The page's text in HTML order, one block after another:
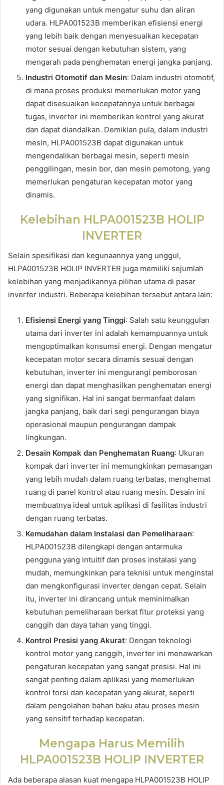
yang digunakan untuk mengatur suhu dan aliran
udara. HLPA001523B memberikan efisiensi energi
yang lebih baik dengan menyesuaikan kecepatan
motor sesuai dengan kebutuhan sistem, yang
mengarah pada penghematan energi jangka panjang.
Industri Otomotif dan Mesin: Dalam industri otomotif,
di mana proses produksi memerlukan motor yang
dapat disesuaikan kecepatannya untuk berbagai
tugas, inverter ini memberikan kontrol yang akurat
dan dapat diandalkan. Demikian pula, dalam industri
mesin, HLPA001523B dapat digunakan untuk
mengendalikan berbagai mesin, seperti mesin
penggilingan, mesin bor, dan mesin pemotong, yang
memerlukan pengaturan kecepatan motor yang
dinamis.
Kelebihan HLPA001523B HOLIP
INVERTER
Selain spesifikasi dan kegunaannya yang unggul,
HLPA001523B HOLIP INVERTER juga memiliki sejumlah
kelebihan yang menjadikannya pilihan utama di pasar
inverter industri. Beberapa kelebihan tersebut antara lain:
Efisiensi Energi yang Tinggi: Salah satu keunggulan
utama dari inverter ini adalah kemampuannya untuk
mengoptimalkan konsumsi energi. Dengan mengatur
kecepatan motor secara dinamis sesuai dengan
kebutuhan, inverter ini mengurangi pemborosan
energi dan dapat menghasilkan penghematan energi
yang signifikan. Hal ini sangat bermanfaat dalam
jangka panjang, baik dari segi pengurangan biaya
operasional maupun pengurangan dampak
lingkungan.
Desain Kompak dan Penghematan Ruang: Ukuran
kompak dari inverter ini memungkinkan pemasangan
yang lebih mudah dalam ruang terbatas, menghemat
ruang di panel kontrol atau ruang mesin. Desain ini
membuatnya ideal untuk aplikasi di fasilitas industri
dengan ruang terbatas.
Kemudahan dalam Instalasi dan Pemeliharaan:
HLPA001523B dilengkapi dengan antarmuka
pengguna yang intuitif dan proses instalasi yang
mudah, memungkinkan para teknisi untuk menginstal
dan mengkonfigurasi inverter dengan cepat. Selain
itu, inverter ini dirancang untuk meminimalkan
kebutuhan pemeliharaan berkat fitur proteksi yang
canggih dan daya tahan yang tinggi.
Kontrol Presisi yang Akurat: Dengan teknologi
kontrol motor yang canggih, inverter ini menawarkan
pengaturan kecepatan yang sangat presisi. Hal ini
sangat penting dalam aplikasi yang memerlukan
kontrol torsi dan kecepatan yang akurat, seperti
dalam pengolahan bahan baku atau proses mesin
yang sensitif terhadap kecepatan.
Mengapa Harus Memilih
HLPA001523B HOLIP INVERTER
Ada beberapa alasan kuat mengapa HLPA001523B HOLIP